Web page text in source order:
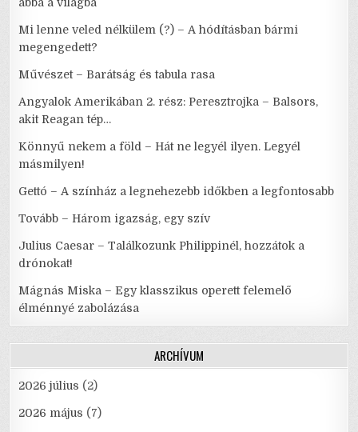
Mi lenne veled nélkülem (?) – A hódításban bármi
megengedett?
Művészet – Barátság és tabula rasa
Angyalok Amerikában 2. rész: Peresztrojka – Balsors,
akit Reagan tép…
Könnyű nekem a föld – Hát ne legyél ilyen. Legyél
másmilyen!
Gettó – A színház a legnehezebb időkben a legfontosabb
Tovább – Három igazság, egy szív
Julius Caesar – Találkozunk Philippinél, hozzátok a
drónokat!
Mágnás Miska – Egy klasszikus operett felemelő
élménnyé zabolázása
ARCHÍVUM
2026 július (2)
2026 május (7)